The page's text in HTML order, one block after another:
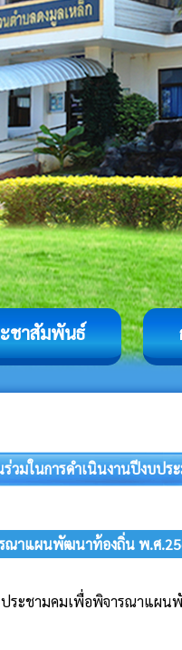
ชาสัมพันธ์
ร่วมในการดำเนินงานปีงบป
ณาแผนพัฒนาท้องถิ่น พ.ศ
ประชามคมเพื่อพิจารณาแผ